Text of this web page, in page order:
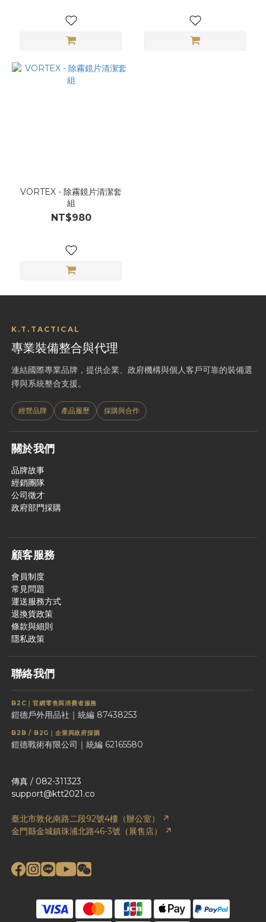
VORTEX - 除霧鏡片清潔套
組
NT$980
K.T.TACTICAL
專業裝備整合與代理
連結國際專業品牌，提供企業、政府機構與個人客戶可靠的裝備選
擇與系統整合支援。
經營品牌 產品履歷 採購與合作
關於我們
品牌故事
經銷團隊
公司徵才
政府部門採購
顧客服務
會員制度
常見問題
運送服務方式
退換貨政策
條款與細則
隱私政策
聯絡我們
B2C｜官網零售與消費者服務
鎧德戶外用品社｜統編 87438253
B2B / B2G｜企業與政府採購
鎧德戰術有限公司｜統編 62165580
傳真 / 082-311323
support@ktt2021.co
臺北市敦化南路二段92號4樓（辦公室） ↗
金門縣金城鎮珠浦北路46-3號（展售店） ↗